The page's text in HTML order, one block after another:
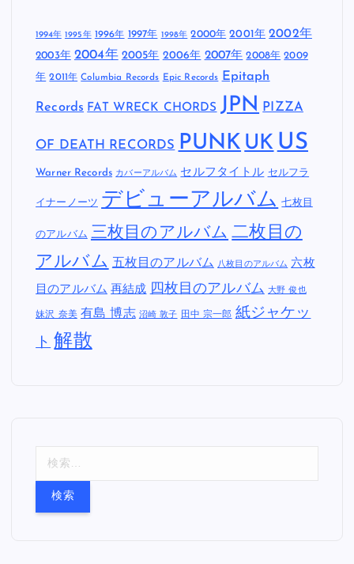
1994年 1995年 1996年 1997年 1998年 2000年 2001年 2002年
2003年 2004年 2005年 2006年 2007年 2008年 2009
年 2011年 Columbia Records Epic Records Epitaph
Records FAT WRECK CHORDS JPN PIZZA
OF DEATH RECORDS PUNK UK US
Warner Records カバーアルバム セルフタイトル セルフラ
イナーノーツ デビューアルバム 七枚目
のアルバム 三枚目のアルバム 二枚目の
アルバム 五枚目のアルバム 八枚目のアルバム 六枚
目のアルバム 再結成 四枚目のアルバム 大野 俊也
妹沢 奈美 有島 博志 沼崎 敦子 田中 宗一郎 紙ジャケッ
ト 解散